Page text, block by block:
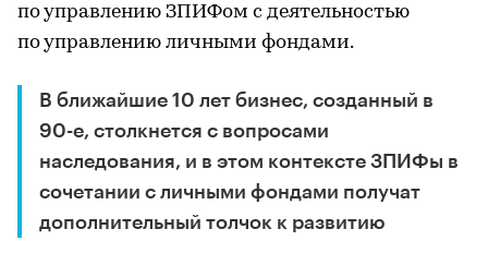
по управлению ЗПИФом с деятельностью
по управлению личными фондами.
В ближайшие 10 лет бизнес, созданный в
90-е, столкнется с вопросами
наследования, и в этом контексте ЗПИФы в
сочетании с личными фондами получат
дополнительный толчок к развитию